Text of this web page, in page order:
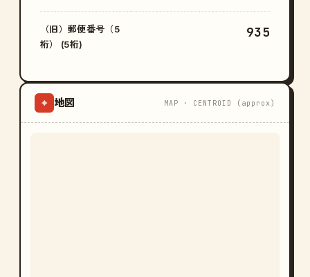
（旧）郵便番号（5
桁） (5桁)
935
⌖ 地図 MAP · CENTROID (approx)